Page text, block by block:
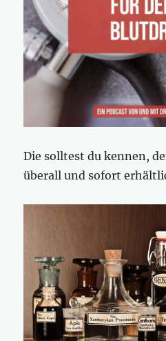
Die solltest du kennen,
überall und sofort